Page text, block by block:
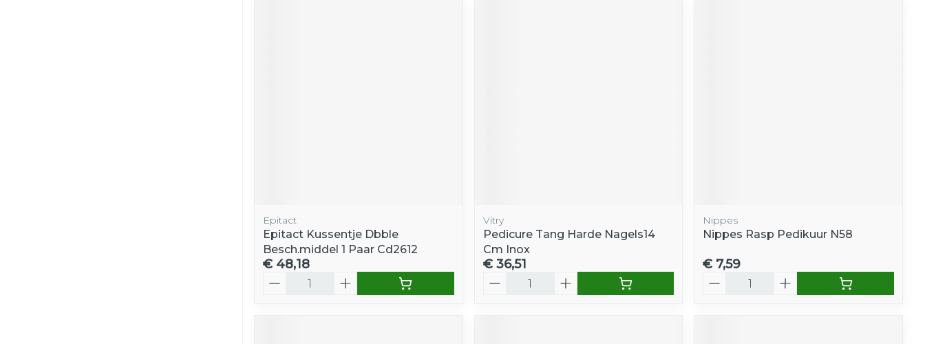
Epitact
Epitact Kussentje Dbble
Besch.middel 1 Paar Cd2612
€ 48,18
Vitry
Pedicure Tang Harde Nagels14
Cm Inox
€ 36,51
Nippes
Nippes Rasp Pedikuur N58
€ 7,59